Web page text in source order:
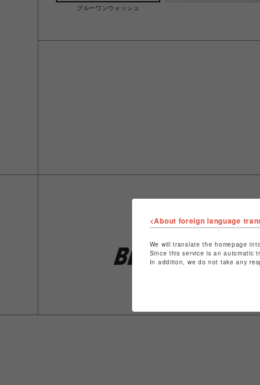
ブルーワンウォッシュ
<About foreign language
We will translate the homepage
Since this service is an automatic
In addition, we do not take any